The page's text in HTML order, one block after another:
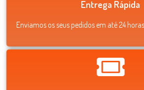
Entrega Rápida
Enviamos os seus pedidos em até 24